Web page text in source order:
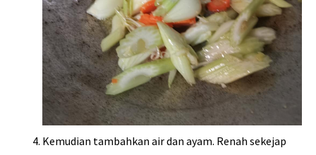
Kemudian tambahkan air dan ayam. Renah sekejap